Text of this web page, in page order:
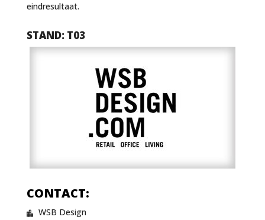
eindresultaat.
STAND: T03
CONTACT:
 WSB Design